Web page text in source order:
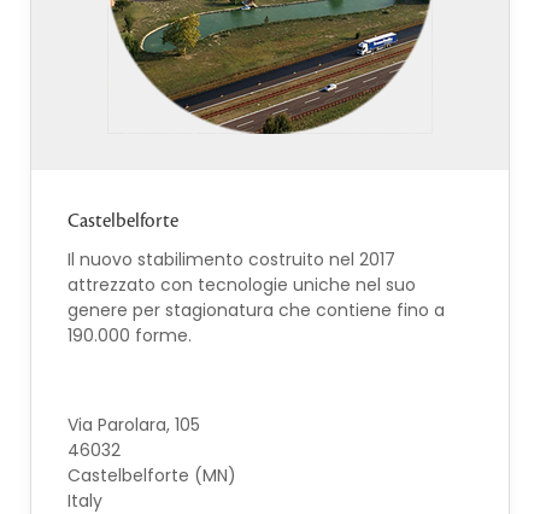
Castelbelforte
Il nuovo stabilimento costruito nel 2017
attrezzato con tecnologie uniche nel suo
genere per stagionatura che contiene fino a
190.000 forme.
Via Parolara, 105
46032
Castelbelforte (MN)
Italy